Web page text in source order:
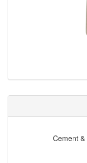
Cement